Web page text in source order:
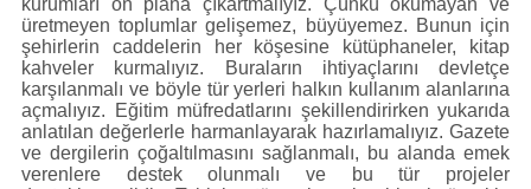
üretmeyen toplumlar gelişemez, büyüyemez. Bunun için
şehirlerin caddelerin her köşesine kütüphaneler, kitap
kahveler kurmalıyız. Buraların ihtiyaçlarını devletçe
karşılanmalı ve böyle tür yerleri halkın kullanım alanlarına
açmalıyız. Eğitim müfredatlarını şekillendirirken yukarıda
anlatılan değerlerle harmanlayarak hazırlamalıyız. Gazete
ve dergilerin çoğaltılmasını sağlanmalı, bu alanda emek
verenlere destek olunmalı ve bu tür projeler